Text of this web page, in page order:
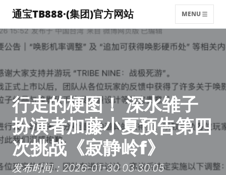
通宝TB888·(集团)官方网站 MENU
行走的梗图！ 深水雏子
扮演者加藤小夏预告第四
次挑战《寂静岭f》
发布时间：2026-01-30 03:30:05